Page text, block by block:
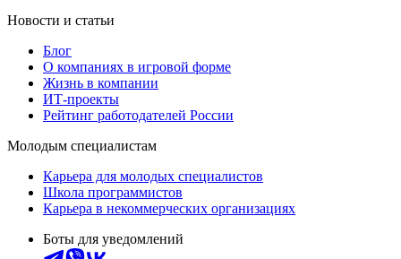
Новости и статьи
Блог
О компаниях в игровой форме
Жизнь в компании
ИТ-проекты
Рейтинг работодателей России
Молодым специалистам
Карьера для молодых специалистов
Школа программистов
Карьера в некоммерческих организациях
Боты для уведомлений